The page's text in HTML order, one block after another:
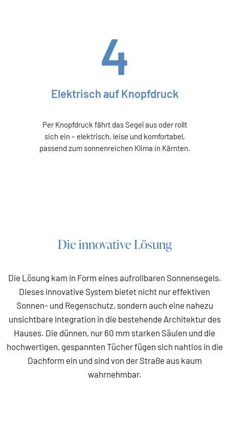
Elektrisch auf Knopfdruck
Per Knopfdruck fährt das Segel aus oder rollt
sich ein – elektrisch, leise und komfortabel,
passend zum sonnenreichen Klima in Kärnten.
Die innovative Lösung
Die Lösung kam in Form eines aufrollbaren Sonnensegels.
Dieses innovative System bietet nicht nur effektiven
Sonnen- und Regenschutz, sondern auch eine nahezu
unsichtbare Integration in die bestehende Architektur des
Hauses. Die dünnen, nur 60 mm starken Säulen und die
hochwertigen, gespannten Tücher fügen sich nahtlos in die
Dachform ein und sind von der Straße aus kaum
wahrnehmbar.